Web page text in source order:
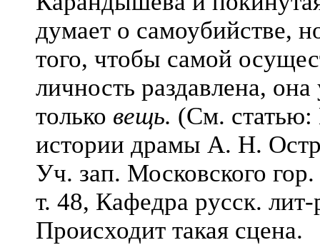
думает о самоубийстве,
того, чтобы самой
личность раздавлена,
только вещь. (См. статью:
истории драмы А. Н.
Уч. зап. Московского
т. 48, Кафедра русск.
Происходит такая сцена.